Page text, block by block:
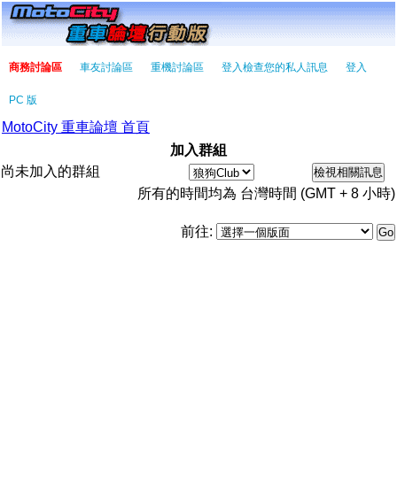
商務討論區 車友討論區 重機討論區 登入檢查您的私人訊息 登入
PC 版
MotoCity 重車論壇 首頁
加入群組
尚未加入的群組
所有的時間均為 台灣時間 (GMT + 8 小時)
前往: